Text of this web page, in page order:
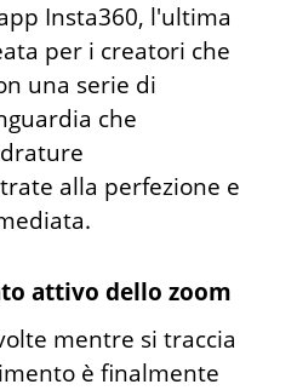
Insta360, l'ultima
per i creatori che
una serie di
che
alla perfezione e
attivo dello zoom
mentre si traccia
è finalmente